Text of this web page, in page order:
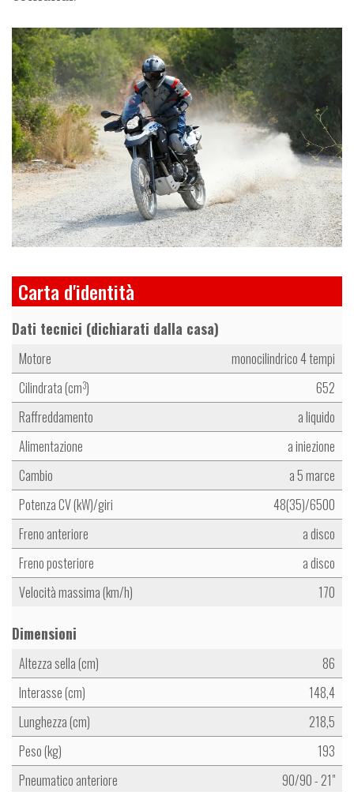
Carta d'identità
Dati tecnici (dichiarati dalla casa)
Motore
monocilindrico 4 tempi
Cilindrata (cm3)
652
Raffreddamento
a liquido
Alimentazione
a iniezione
Cambio
a 5 marce
Potenza CV (kW)/giri
48(35)/6500
Freno anteriore
a disco
Freno posteriore
a disco
Velocità massima (km/h)
170
Dimensioni
Altezza sella (cm)
86
Interasse (cm)
148,4
Lunghezza (cm)
218,5
Peso (kg)
193
Pneumatico anteriore
90/90 - 21"